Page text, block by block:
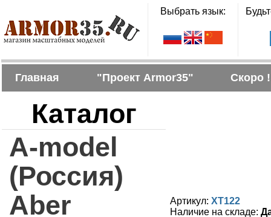
Выбрать язык:
Главная "Проект Armor35" Скоро !
Каталог
A-model
(Россия)
Aber
Артикул: XT122
Наличие на складе: